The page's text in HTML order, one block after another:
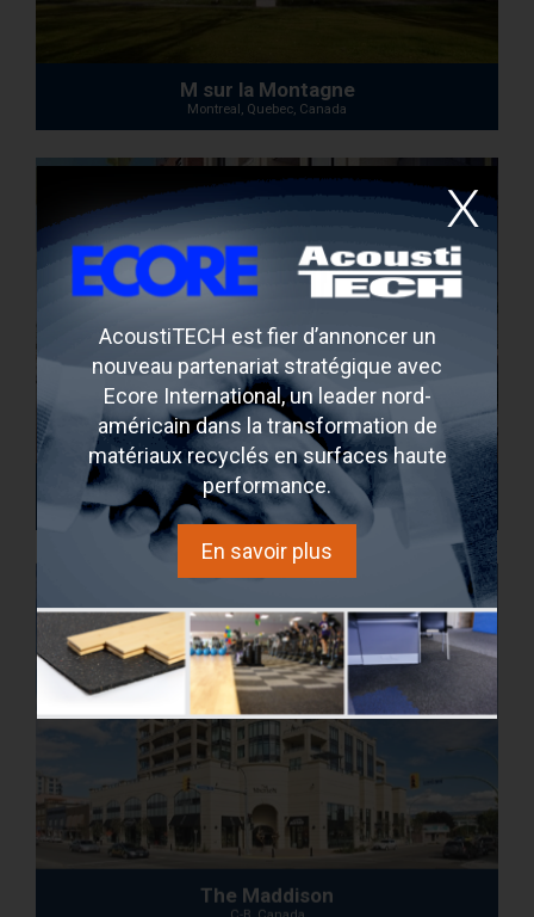
M sur la Montagne
Montreal, Quebec, Canada
The Corners on Main
Ottawa, Ontario, Canada
The Maddison
C-B, Canada
AcoustiTECH est fier d’annoncer un
nouveau partenariat stratégique avec
Ecore International, un leader nord-
américain dans la transformation de
matériaux recyclés en surfaces haute
performance.
En savoir plus